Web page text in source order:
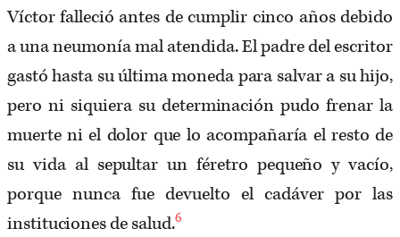
Víctor falleció antes de cumplir cinco años debido
a una neumonía mal atendida. El padre del escritor
gastó hasta su última moneda para salvar a su hijo,
pero ni siquiera su determinación pudo frenar la
muerte ni el dolor que lo acompañaría el resto de
su vida al sepultar un féretro pequeño y vacío,
porque nunca fue devuelto el cadáver por las
instituciones de salud.6